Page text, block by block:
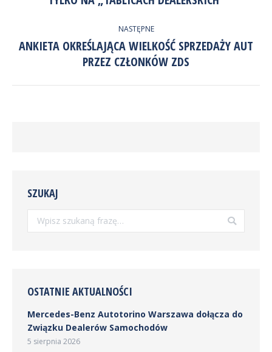
wpis:
NASTĘPNE
Następny
wpis:
ANKIETA OKREŚLAJĄCA WIELKOŚĆ SPRZEDAŻY AUT
PRZEZ CZŁONKÓW ZDS
SZUKAJ
Szukaj:
OSTATNIE AKTUALNOŚCI
Mercedes-Benz Autotorino Warszawa dołącza do
Związku Dealerów Samochodów
5 sierpnia 2026